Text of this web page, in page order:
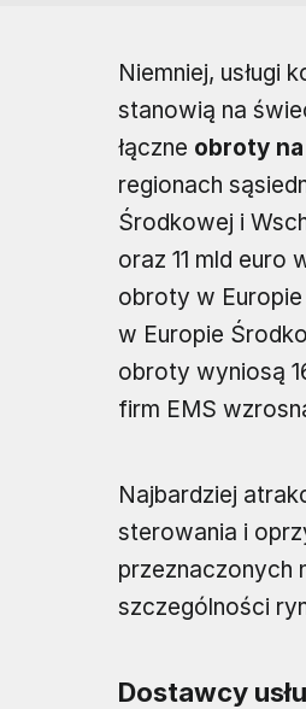
Niemniej, usługi
stanowią na
łączne obroty
regionach
Środkowej i
oraz 11 mld euro
obroty w
w Europie
obroty wyniosą
firm EMS
Najbardziej
sterowania i
przeznaczonych
szczególności
Dostawcy